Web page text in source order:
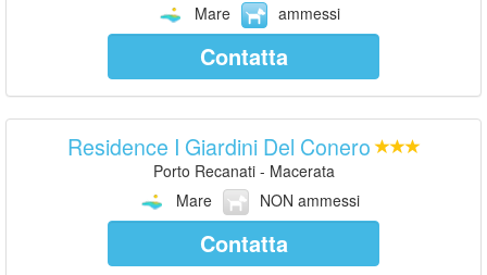
Mare
ammessi
Contatta
Residence I Giardini Del Conero
Porto Recanati - Macerata
Mare
NON ammessi
Contatta